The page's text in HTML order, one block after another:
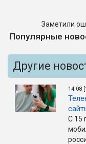
Заметили
Популярные
Другие
14.08
С 15